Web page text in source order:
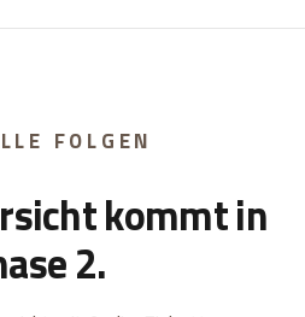
FOLGEN
kommt in
2.